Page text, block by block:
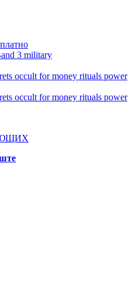
3 military
occult for money rituals power
occult for money rituals power